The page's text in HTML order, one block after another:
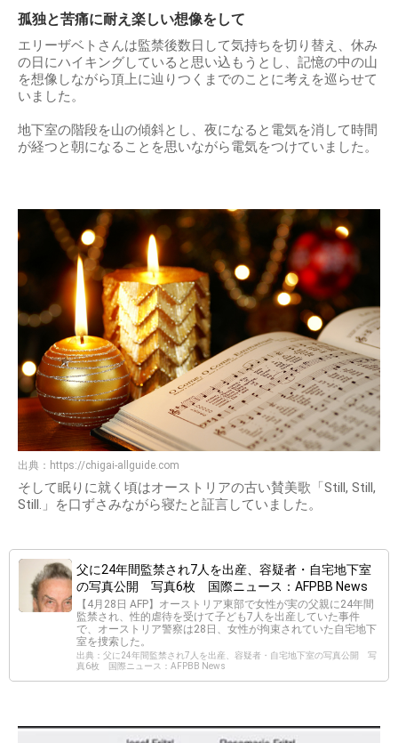
孤独と苦痛に耐え楽しい想像をして
エリーザベトさんは監禁後数日して気持ちを切り替え、休み
の日にハイキングしていると思い込もうとし、記憶の中の山
を想像しながら頂上に辿りつくまでのことに考えを巡らせて
いました。
地下室の階段を山の傾斜とし、夜になると電気を消して時間
が経つと朝になることを思いながら電気をつけていました。
出典： https://chigai-allguide.com
そして眠りに就く頃はオーストリアの古い賛美歌「Still, Still,
Still.」を口ずさみながら寝たと証言していました。
父に24年間監禁され7人を出産、容疑者・自宅地下室
の写真公開 写真6枚 国際ニュース：AFPBB News
【4月28日 AFP】オーストリア東部で女性が実の父親に24年間
監禁され、性的虐待を受けて子ども7人を出産していた事件
で、オーストリア警察は28日、女性が拘束されていた自宅地下
室を捜索した。
出典：父に24年間監禁され7人を出産、容疑者・自宅地下室の写真公開 写
真6枚 国際ニュース：AFPBB News